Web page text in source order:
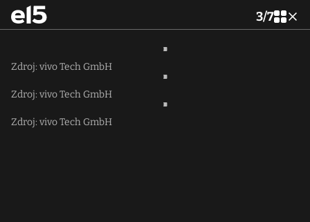
3/7
Zdroj: vivo Tech GmbH
Zdroj: vivo Tech GmbH
Zdroj: vivo Tech GmbH